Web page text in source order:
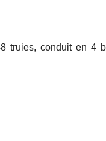
truies, conduit en 4